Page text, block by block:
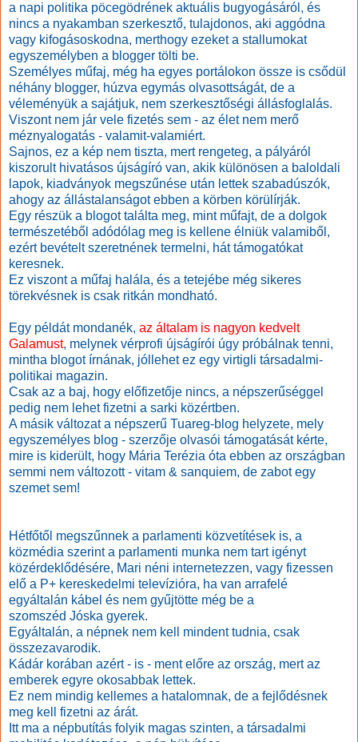
a napi politika pöcegödrének aktuális bugyogásáról, és
nincs a nyakamban szerkesztő, tulajdonos, aki aggódna
vagy kifogásoskodna, merthogy ezeket a stallumokat
egyszemélyben a blogger tölti be.
Személyes műfaj, még ha egyes portálokon össze is csődül
néhány blogger, húzva egymás olvasottságát, de a
véleményük a sajátjuk, nem szerkesztőségi állásfoglalás.
Viszont nem jár vele fizetés sem - az élet nem merő
méznyalogatás - valamit-valamiért.
Sajnos, ez a kép nem tiszta, mert rengeteg, a pályáról
kiszorult hivatásos újságíró van, akik különösen a baloldali
lapok, kiadványok megszűnése után lettek szabadúszók,
ahogy az állástalanságot ebben a körben körülírják.
Egy részük a blogot találta meg, mint műfajt, de a dolgok
természetéből adódólag meg is kellene élniük valamiből,
ezért bevételt szeretnének termelni, hát támogatókat
keresnek.
Ez viszont a műfaj halála, és a tetejébe még sikeres
törekvésnek is csak ritkán mondható.
Egy példát mondanék, az általam is nagyon kedvelt
Galamust, melynek vérprofi újságírói úgy próbálnak tenni,
mintha blogot írnának, jóllehet ez egy virtigli társadalmi-
politikai magazin.
Csak az a baj, hogy előfizetője nincs, a népszerűséggel
pedig nem lehet fizetni a sarki közértben.
A másik változat a népszerű Tuareg-blog helyzete, mely
egyszemélyes blog - szerzője olvasói támogatását kérte,
mire is kiderült, hogy Mária Terézia óta ebben az országban
semmi nem változott - vitam & sanquiem, de zabot egy
szemet sem!
Hétfőtől megszűnnek a parlamenti közvetítések is, a
közmédia szerint a parlamenti munka nem tart igényt
közérdeklődésére, Mari néni internetezzen, vagy fizessen
elő a P+ kereskedelmi televízióra, ha van arrafelé
egyáltalán kábel és nem gyűjtötte még be a
szomszéd Jóska gyerek.
Egyáltalán, a népnek nem kell mindent tudnia, csak
összezavarodik.
Kádár korában azért - is - ment előre az ország, mert az
emberek egyre okosabbak lettek.
Ez nem mindig kellemes a hatalomnak, de a fejlődésnek
meg kell fizetni az árát.
Itt ma a népbutítás folyik magas szinten, a társadalmi